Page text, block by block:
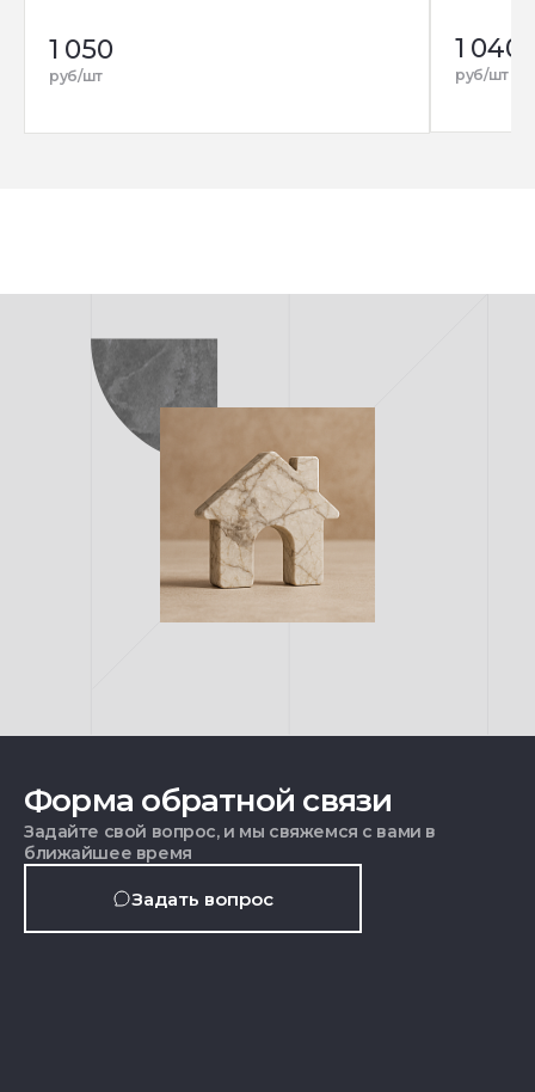
1 050
руб/шт
1 040
руб/шт
Форма обратной связи
Задайте свой вопрос, и мы свяжемся с вами в
ближайшее время
Задать вопрос